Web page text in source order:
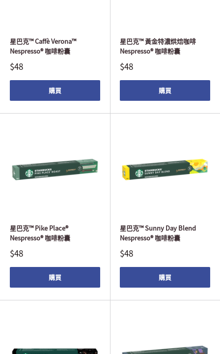
星巴克™ Caffè Verona™
Nespresso® 咖啡粉囊
$48
購買
星巴克™ 黃金特濃烘焙咖啡
Nespresso® 咖啡粉囊
$48
購買
星巴克™ Pike Place®
Nespresso® 咖啡粉囊
$48
購買
星巴克™ Sunny Day Blend
Nespresso® 咖啡粉囊
$48
購買